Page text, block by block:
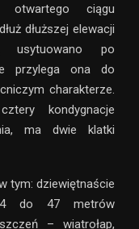
ciągu
dłuższej elewacji
usytuowano po
przylega ona do
charakterze.
kondygnacje
ma dwie klatki
tym: dziewiętnaście
do 47 metrów
– wiatrołap,